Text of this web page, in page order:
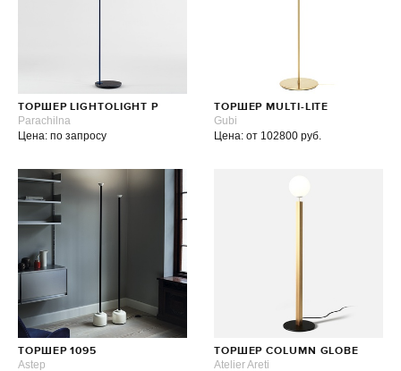
ТОРШЕР LIGHTOLIGHT P
Parachilna
Цена: по запросу
ТОРШЕР MULTI-LITE
Gubi
Цена: от 102800 руб.
ТОРШЕР 1095
Astep
ТОРШЕР COLUMN GLOBE
Atelier Areti